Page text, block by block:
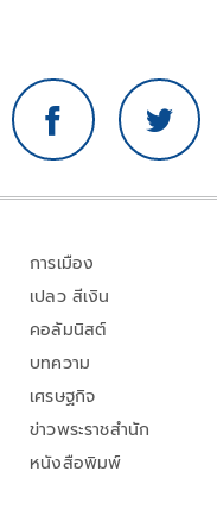
การเมือง
เปลว สีเงิน
คอลัมนิสต์
บทความ
เศรษฐกิจ
ข่าวพระราชสำนัก
หนังสือพิมพ์